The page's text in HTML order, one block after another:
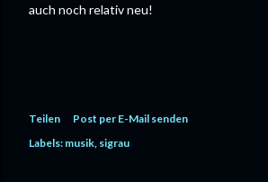
auch noch relativ neu!
Teilen
Post per E-Mail senden
Labels: musik sigrau